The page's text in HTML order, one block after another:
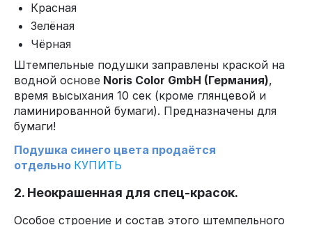
Красная
Зелёная
Чёрная
Штемпельные подушки заправлены краской на
водной основе Noris Color GmbH (Германия),
время высыхания 10 сек (кроме глянцевой и
ламинированной бумаги). Предназначены для
бумаги!
Подушка синего цвета продаётся
отдельно КУПИТЬ
2. Неокрашенная для спец-красок.
Особое строение и состав этого штемпельного